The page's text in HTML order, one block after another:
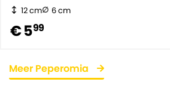
12 cm 6 cm
€ 599
Meer Peperomia